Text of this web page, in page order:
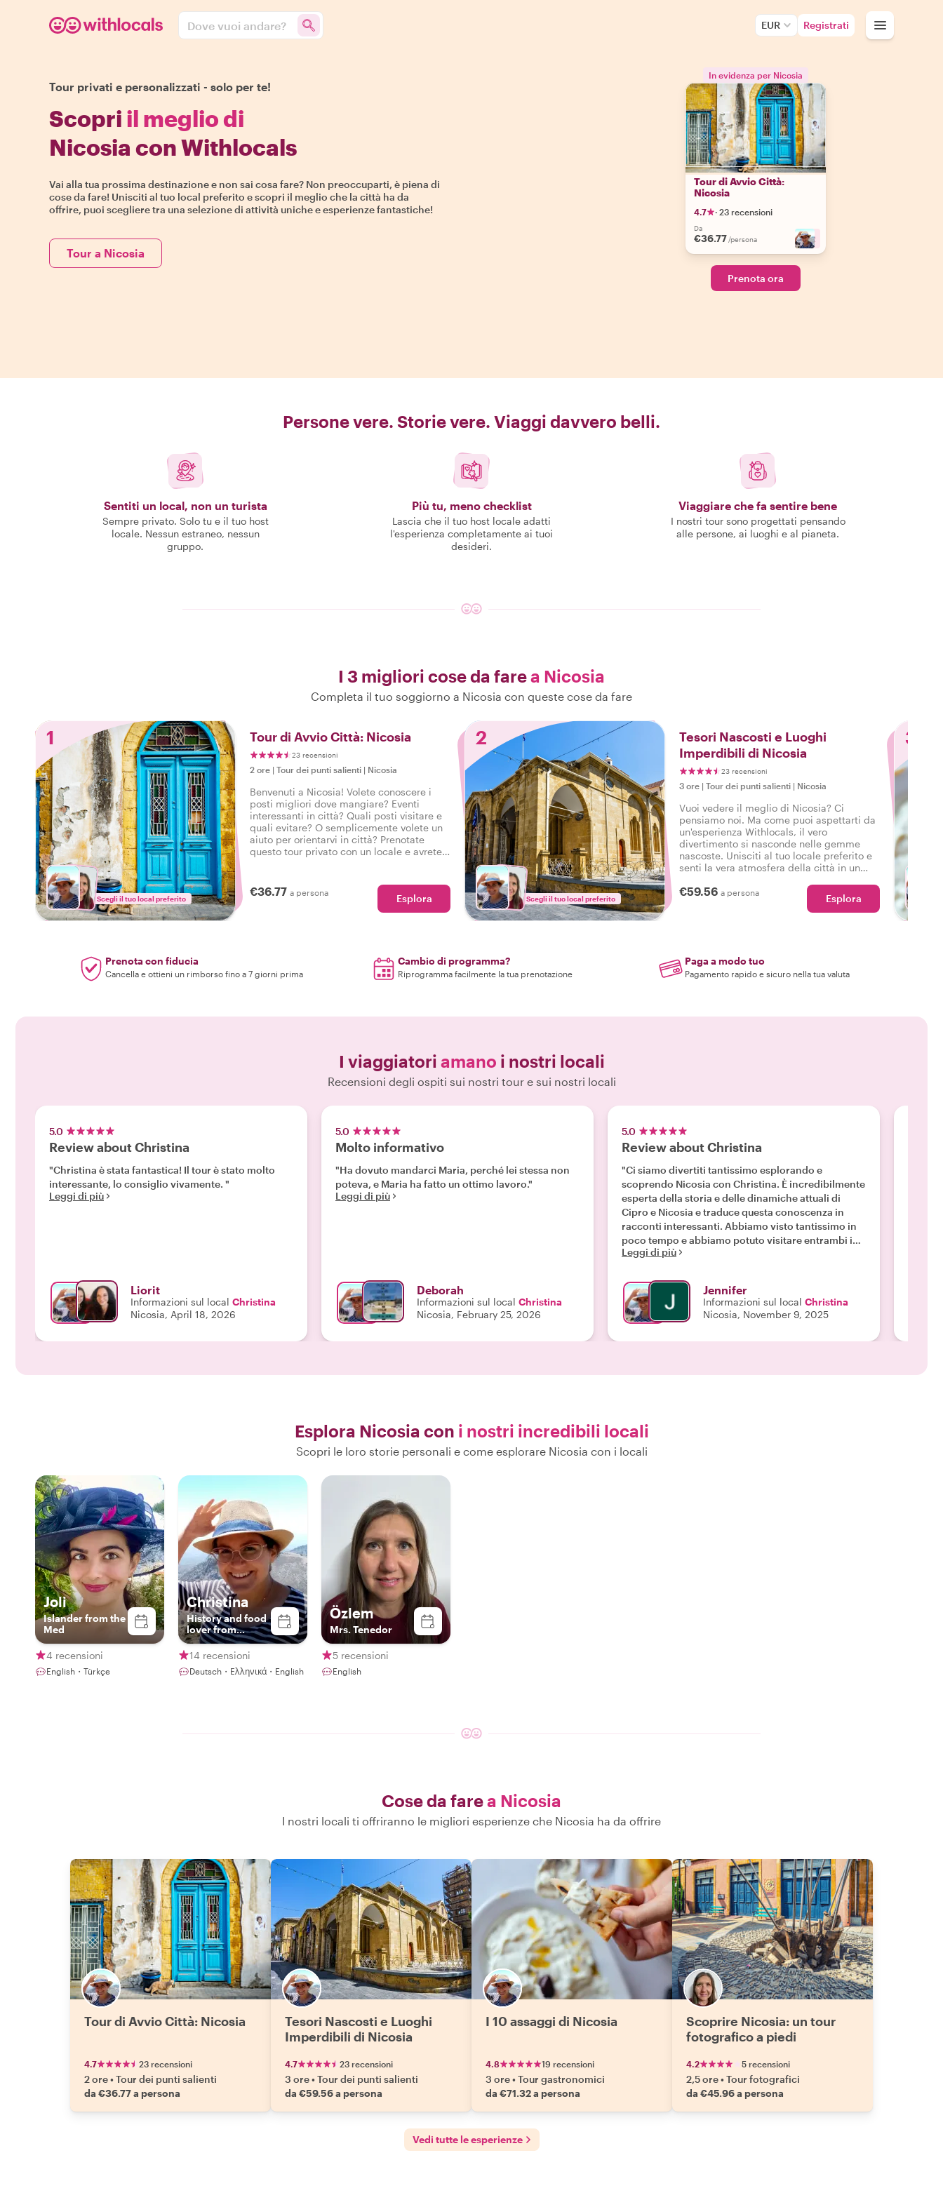
Dove vuoi andare? EUR Registrati
Tour privati e personalizzati - solo per te!
Scopri il meglio di
Nicosia con Withlocals
Vai alla tua prossima destinazione e non sai cosa fare? Non preoccuparti, è piena di
cose da fare! Unisciti al tuo local preferito e scopri il meglio che la città ha da
offrire, puoi scegliere tra una selezione di attività uniche e esperienze fantastiche!
Tour a Nicosia
In evidenza per Nicosia
Tour di Avvio Città:
Nicosia
4.7 · 23 recensioni
Da
€36.77 /persona +2
Prenota ora
Persone vere. Storie vere. Viaggi davvero belli.
Sentiti un local, non un turista
Sempre privato. Solo tu e il tuo host
locale. Nessun estraneo, nessun
gruppo.
Più tu, meno checklist
Lascia che il tuo host locale adatti
l'esperienza completamente ai tuoi
desideri.
Viaggiare che fa sentire bene
I nostri tour sono progettati pensando
alle persone, ai luoghi e al pianeta.
I 3 migliori cose da farea Nicosia
Completa il tuo soggiorno a Nicosia con queste cose da fare
1
Scegli il tuo local preferito
Tour di Avvio Città: Nicosia
23 recensioni
2 ore | Tour dei punti salienti | Nicosia
Benvenuti a Nicosia! Volete conoscere i
posti migliori dove mangiare? Eventi
interessanti in città? Quali posti visitare e
quali evitare? O semplicemente volete un
aiuto per orientarvi in città? Prenotate
questo tour privato con un locale e avrete
piede giusto.
€36.77 a persona Esplora
2
Scegli il tuo local preferito
Tesori Nascosti e Luoghi
Imperdibili di Nicosia
23 recensioni
3 ore | Tour dei punti salienti | Nicosia
Vuoi vedere il meglio di Nicosia? Ci
pensiamo noi. Ma come puoi aspettarti da
un'esperienza Withlocals, il vero
divertimento si nasconde nelle gemme
nascoste. Unisciti al tuo locale preferito e
senti la vera atmosfera della città in un
vissuto la vera Nicosia!
€59.56 a persona Esplora
3
Prenota con fiducia
Cancella e ottieni un rimborso fino a 7 giorni prima
Cambio di programma?
Riprogramma facilmente la tua prenotazione
Paga a modo tuo
Pagamento rapido e sicuro nella tua valuta
I viaggiatori amano i nostri locali
Recensioni degli ospiti sui nostri tour e sui nostri locali
5.0
Review about Christina
"Christina è stata fantastica! Il tour è stato molto
interessante, lo consiglio vivamente. "
Leggi di più
Liorit
Informazioni sul local Christina
Nicosia, April 18, 2026
5.0
Molto informativo
"Ha dovuto mandarci Maria, perché lei stessa non
poteva, e Maria ha fatto un ottimo lavoro."
Leggi di più
Deborah
Informazioni sul local Christina
Nicosia, February 25, 2026
5.0
Review about Christina
"Ci siamo divertiti tantissimo esplorando e
scoprendo Nicosia con Christina. È incredibilmente
esperta della storia e delle dinamiche attuali di
Cipro e Nicosia e traduce questa conoscenza in
racconti interessanti. Abbiamo visto tantissimo in
poco tempo e abbiamo potuto visitare entrambi i
lati della città divisa. Consiglio vivamente un tour
pomeriggio divertente e abbiamo imparato molto. "
Leggi di più
Jennifer
Informazioni sul local Christina
Nicosia, November 9, 2025
Esplora Nicosia con i nostri incredibili locali
Scopri le loro storie personali e come esplorare Nicosia con i locali
Joli
Islander from the
Med
4 recensioni
English・Türkçe
Christina
History and food
lover from
Cyprus
14 recensioni
Deutsch・Ελληνικά・English
Özlem
Mrs. Tenedor
5 recensioni
English
Cose da farea Nicosia
I nostri locali ti offriranno le migliori esperienze che Nicosia ha da offrire
Tour di Avvio Città: Nicosia
4.7 23 recensioni
2 ore•Tour dei punti salienti
da €36.77 a persona
Tesori Nascosti e Luoghi
Imperdibili di Nicosia
4.7 23 recensioni
3 ore•Tour dei punti salienti
da €59.56 a persona
I 10 assaggi di Nicosia
4.8 19 recensioni
3 ore•Tour gastronomici
da €71.32 a persona
Scoprire Nicosia: un tour
fotografico a piedi
4.2 5 recensioni
2,5 ore•Tour fotografici
da €45.96 a persona
Vedi tutte le esperienze